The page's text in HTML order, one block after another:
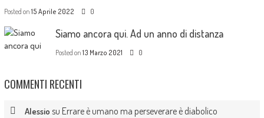
Posted on 15 Aprile 2022 0
Siamo ancora qui. Ad un anno di distanza
Posted on 13 Marzo 2021 0
COMMENTI RECENTI
Alessio su Errare è umano ma perseverare è diabolico